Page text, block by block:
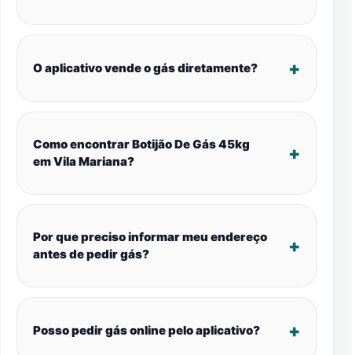
O aplicativo vende o gás diretamente?
Como encontrar Botijão De Gás 45kg
em Vila Mariana?
Por que preciso informar meu endereço
antes de pedir gás?
Posso pedir gás online pelo aplicativo?